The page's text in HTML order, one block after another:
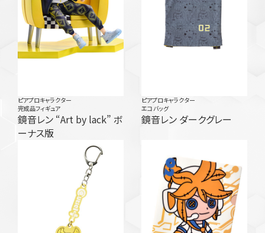
ピアプロキャラクター
完成品フィギュア
鏡音レン “Art by lack” ボ
ーナス版
ピアプロキャラクター
エコバッグ
鏡音レン ダークグレー